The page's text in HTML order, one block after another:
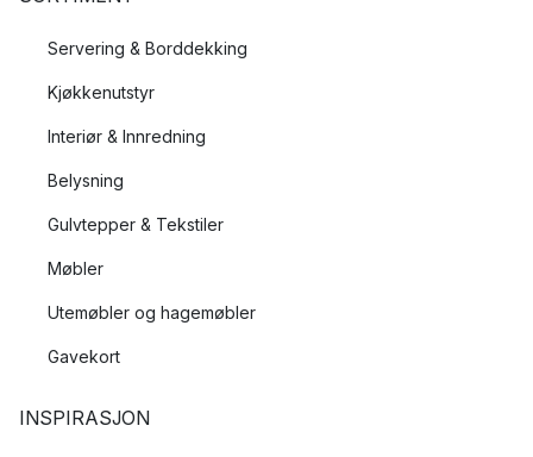
Servering & Borddekking
Kjøkkenutstyr
Interiør & Innredning
Belysning
Gulvtepper & Tekstiler
Møbler
Utemøbler og hagemøbler
Gavekort
INSPIRASJON